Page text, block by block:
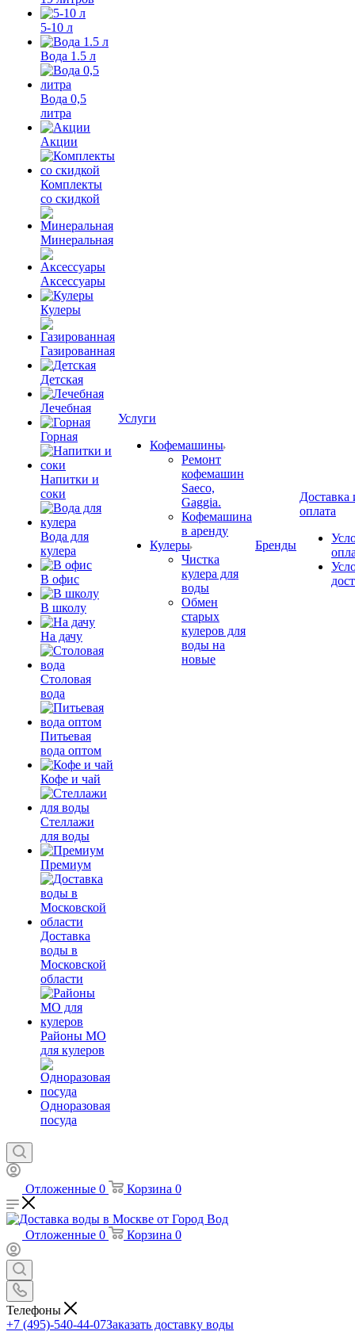
5-10 л
Вода 1.5 л
Вода 0,5
литра
Акции
Комплекты
со скидкой
Минеральная
Аксессуары
Кулеры
Газированная
Детская
Лечебная
Горная
Напитки и
соки
Вода для
кулера
В офис
В школу
На дачу
Столовая
вода
Питьевая
вода оптом
Кофе и чай
Стеллажи
для воды
Премиум
Доставка
воды в
Московской
области
Районы МО
для кулеров
Одноразовая
посуда
Услуги
Кофемашины
Ремонт
кофемашин
Saeco,
Gaggia.
Кофемашина
в аренду
Кулеры
Чистка
кулера для
воды
Обмен
старых
кулеров для
воды на
новые
Бренды
Доставка
оплата
Отложенные 0 Корзина 0
Отложенные 0 Корзина 0
Телефоны
+7 (495)-540-44-07Заказать доставку воды